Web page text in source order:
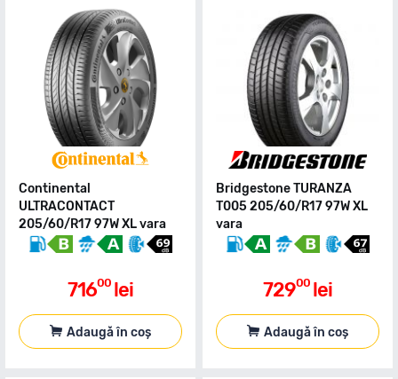
Continental
ULTRACONTACT
205/60/R17 97W XL vara
71600 lei
Adaugă în coș
Bridgestone TURANZA
T005 205/60/R17 97W XL
vara
72900 lei
Adaugă în coș